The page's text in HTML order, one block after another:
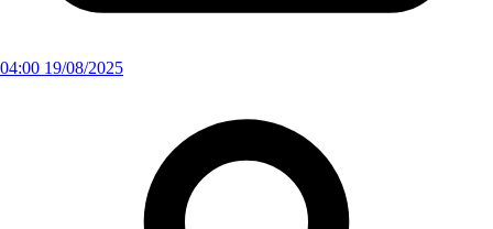
04:00 19/08/2025